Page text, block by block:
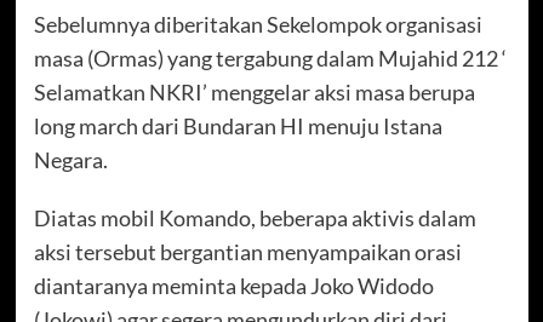
Sebelumnya diberitakan Sekelompok organisasi
masa (Ormas) yang tergabung dalam Mujahid 212 ‘
Selamatkan NKRI’ menggelar aksi masa berupa
long march dari Bundaran HI menuju Istana
Negara.
Diatas mobil Komando, beberapa aktivis dalam
aksi tersebut bergantian menyampaikan orasi
diantaranya meminta kepada Joko Widodo